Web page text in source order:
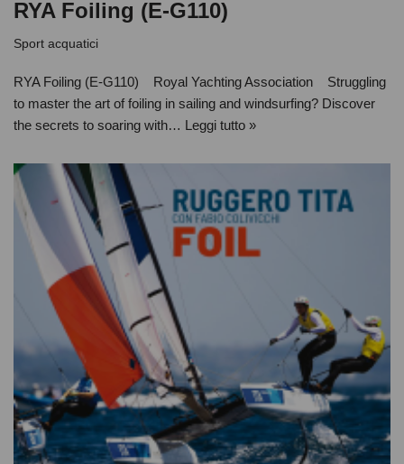
RYA Foiling (E-G110)
Sport acquatici
RYA Foiling (E-G110) Royal Yachting Association Struggling
to master the art of foiling in sailing and windsurfing? Discover
the secrets to soaring with… Leggi tutto »